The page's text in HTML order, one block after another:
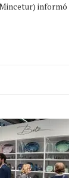
informó